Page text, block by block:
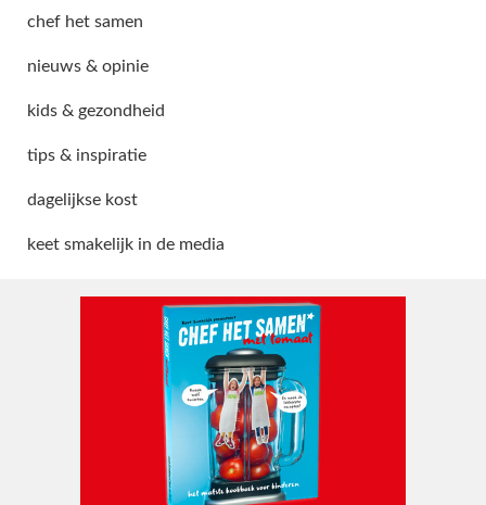
chef het samen
nieuws & opinie
kids & gezondheid
tips & inspiratie
dagelijkse kost
keet smakelijk in de media